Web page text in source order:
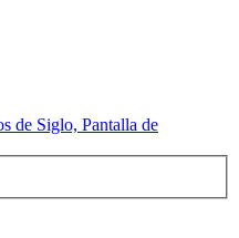
de Siglo, Pantalla de